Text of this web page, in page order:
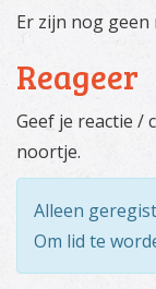
Er zijn nog
Reageer
Geef je reactie /
noortje.
Alleen
Om lid te